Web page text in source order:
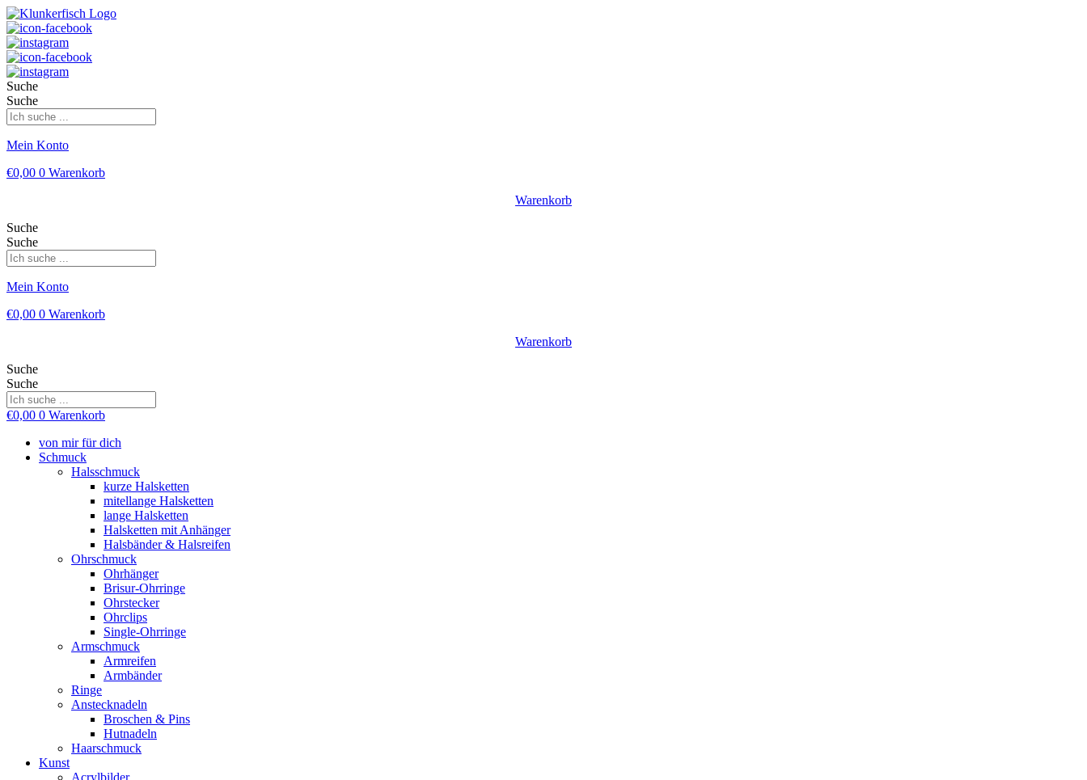
Suche
Suche
Mein Konto
€0,00 0 Warenkorb
Warenkorb
Suche
Suche
Mein Konto
€0,00 0 Warenkorb
Warenkorb
Suche
Suche
€0,00 0 Warenkorb
von mir für dich
Schmuck
Halsschmuck
kurze Halsketten
mitellange Halsketten
lange Halsketten
Halsketten mit Anhänger
Halsbänder & Halsreifen
Ohrschmuck
Ohrhänger
Brisur-Ohrringe
Ohrstecker
Ohrclips
Single-Ohrringe
Armschmuck
Armreifen
Armbänder
Ringe
Anstecknadeln
Broschen & Pins
Hutnadeln
Haarschmuck
Kunst
Acrylbilder